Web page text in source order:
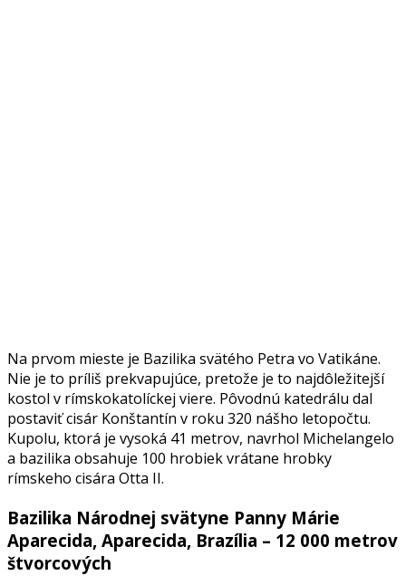
Na prvom mieste je Bazilika svätého Petra vo Vatikáne.
Nie je to príliš prekvapujúce, pretože je to najdôležitejší
kostol v rímskokatolíckej viere. Pôvodnú katedrálu dal
postaviť cisár Konštantín v roku 320 nášho letopočtu.
Kupolu, ktorá je vysoká 41 metrov, navrhol Michelangelo
a bazilika obsahuje 100 hrobiek vrátane hrobky
rímskeho cisára Otta II.
Bazilika Národnej svätyne Panny Márie
Aparecida, Aparecida, Brazília – 12 000 metrov
štvorcových